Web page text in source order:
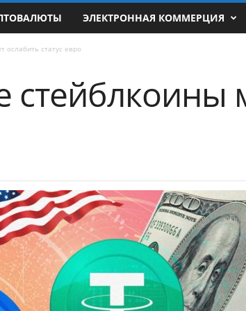
ЭЛЕКТРОННАЯ КОММЕРЦИЯ
ослабить статус евро